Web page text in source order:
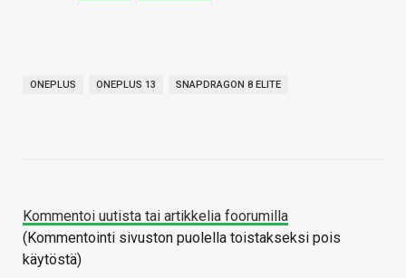
ONEPLUS ONEPLUS 13 SNAPDRAGON 8 ELITE
Kommentoi uutista tai artikkelia foorumilla
(Kommentointi sivuston puolella toistakseksi pois
käytöstä)